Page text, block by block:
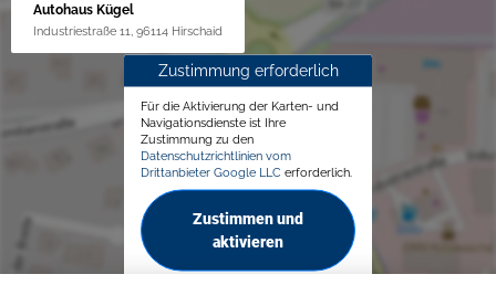
Autohaus Kügel
Industriestraße 11, 96114 Hirschaid
Zustimmung erforderlich
Für die Aktivierung der Karten- und
Navigationsdienste ist Ihre
Zustimmung zu den
Datenschutzrichtlinien vom
Drittanbieter Google LLC erforderlich.
Zustimmen und
aktivieren